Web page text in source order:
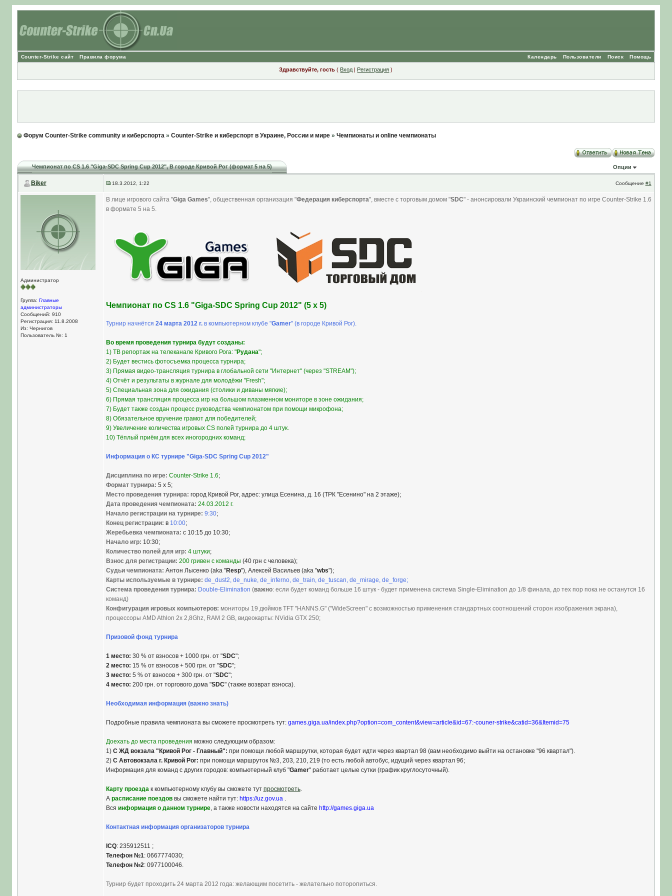
Counter-Strike сайт Правила форума Помощь
Поиск
Пользователи
Календарь
Здравствуйте, гость ( Вход | Регистрация )
Форум Counter-Strike community и киберспорта» Counter-Strike и киберспорт в Украине, России и мире» Чемпионаты и online чемпионаты
Чемпионат по CS 1.6 "Giga-SDC Spring Cup 2012", В городе Кривой Рог (формат 5 на 5) Опции
Biker 18.3.2012, 1:22 Сообщение #1
Администратор
Группа: Главные
администраторы
Сообщений: 910
Регистрация: 11.8.2008
Из: Чернигов
Пользователь №: 1
В лице игрового сайта "Giga Games", общественная организация "Федерация киберспорта", вместе с торговым домом "SDC" - анонсировали Украинский чемпионат по игре Counter-Strike 1.6
в формате 5 на 5.
Чемпионат по CS 1.6 "Giga-SDC Spring Cup 2012" (5 x 5)
Турнир начнётся 24 марта 2012 г.в компьютерном клубе "Gamer" (в городе Кривой Рог).
Во время проведения турнира будут созданы:
1) ТВ репортаж на телеканале Кривого Рога: "Рудана";
2) Будет вестись фотосъемка процесса турнира;
3) Прямая видео-трансляция турнира в глобальной сети "Интернет" (через "STREAM");
4) Отчёт и результаты в журнале для молодёжи "Fresh";
5) Специальная зона для ожидания (столики и диваны мягкие);
6) Прямая трансляция процесса игр на большом плазменном мониторе в зоне ожидания;
7) Будет также создан процесс руководства чемпионатом при помощи микрофона;
8) Обязательное вручение грамот для победителей;
9) Увеличение количества игровых CS полей турнира до 4 штук.
10) Тёплый приём для всех иногородних команд;
Информация о КС турнире "Giga-SDC Spring Cup 2012"
Дисциплина по игре: Counter-Strike 1.6;
Формат турнира: 5 x 5;
Место проведения турнира: город Кривой Рог, адрес: улица Есенина, д. 16 (ТРК "Есенино" на 2 этаже);
Дата проведения чемпионата: 24.03.2012 г.
Начало регистрации на турнире: 9:30;
Конец регистрации: в 10:00;
Жеребьевка чемпионата: с 10:15 до 10:30;
Начало игр: 10:30;
Количество полей для игр: 4 штуки;
Взнос для регистрации: 200 гривен с команды (40 грн с человека);
Судьи чемпионата: Антон Лысенко (aka "Resp"), Алексей Васильев (aka "wbs");
Карты используемые в турнире: de_dust2, de_nuke, de_inferno, de_train, de_tuscan, de_mirage, de_forge;
Система проведения турнира: Double-Elimination (важно: если будет команд больше 16 штук - будет применена система Single-Elimination до 1/8 финала, до тех пор пока не останутся 16
команд)
Конфигурация игровых компьютеров: мониторы 19 дюймов TFT "HANNS.G" ("WideScreen" с возможностью применения стандартных соотношений сторон изображения экрана),
процессоры AMD Athlon 2х 2,8Ghz, RAM 2 GB, видеокарты: NVidia GTX 250;
Призовой фонд турнира
1 место: 30 % от взносов + 1000 грн. от "SDC";
2 место: 15 % от взносов + 500 грн. от "SDC";
3 место: 5 % от взносов + 300 грн. от "SDC";
4 место: 200 грн. от торгового дома "SDC" (также возврат взноса).
Необходимая информация (важно знать)
Подробные правила чемпионата вы сможете просмотреть тут: games.giga.ua/index.php?option=com_content&view=article&id=67:-couner-strike&catid=36&Itemid=75
Доехать до места проведения можно следующим образом:
1) С ЖД вокзала "Кривой Рог - Главный": при помощи любой маршрутки, которая будет идти через квартал 98 (вам необходимо выйти на остановке "96 квартал").
2) С Автовокзала г. Кривой Рог: при помощи маршруток №3, 203, 210, 219 (то есть любой автобус, идущий через квартал 96;
Информация для команд с других городов: компьютерный клуб "Gamer" работает целые сутки (график круглосуточный).
Карту проездак компьютерному клубу вы сможете тут просмотреть.
А расписание поездов вы сможете найти тут: https://uz.gov.ua.
Вся информация о данном турнире, а также новости находятся на сайте http://games.giga.ua
Контактная информация организаторов турнира
ICQ: 235912511 ;
Телефон №1: 0667774030;
Телефон №2: 0977100046.
Турнир будет проходить 24 марта 2012 года: желающим посетить - желательно поторопиться.